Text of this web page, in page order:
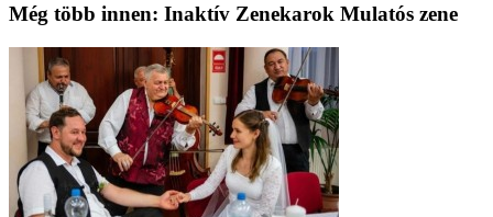
Még több innen: Inaktív Zenekarok Mulatós zene